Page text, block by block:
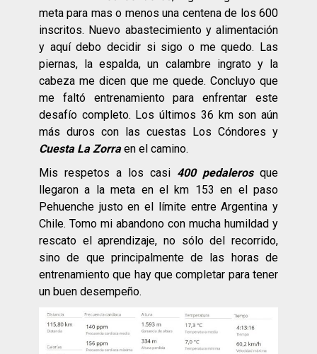
meta para mas o menos una centena de los 600
inscritos. Nuevo abastecimiento y alimentación
y aquí debo decidir si sigo o me quedo. Las
piernas, la espalda, un calambre ingrato y la
cabeza me dicen que me quede. Concluyo que
me faltó entrenamiento para enfrentar este
desafío completo. Los últimos 36 km son aún
más duros con las cuestas Los Cóndores y
Cuesta La Zorraen el camino.
Mis respetos a los casi 400 pedalerosque
llegaron a la meta en el km 153 en el paso
Pehuenche justo en el límite entre Argentina y
Chile. Tomo mi abandono con mucha humildad y
rescato el aprendizaje, no sólo del recorrido,
sino de que principalmente de las horas de
entrenamiento que hay que completar para tener
un buen desempeño.